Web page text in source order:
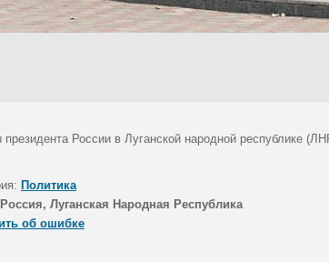
России в Луганской народной республике
Политика
Россия, Луганская Народная Республика
об ошибке